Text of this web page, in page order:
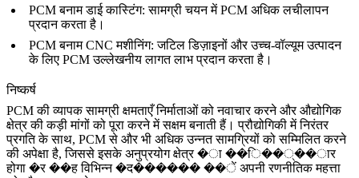
PCM बनाम डाई कास्टिंग: सामग्री चयन में PCM अधिक लचीलापन
प्रदान करता है।
PCM बनाम CNC मशीनिंग: जटिल डिज़ाइनों और उच्च-वॉल्यूम उत्पादन
के लिए PCM उल्लेखनीय लागत लाभ प्रदान करता है।
निष्कर्ष
PCM की व्यापक सामग्री क्षमताएँ निर्माताओं को नवाचार करने और औद्योगिक
क्षेत्र की कड़ी मांगों को पूरा करने में सक्षम बनाती हैं। प्रौद्योगिकी में निरंतर
प्रगति के साथ, PCM से और भी अधिक उन्नत सामग्रियों को सम्मिलित करने
की अपेक्षा है, जिससे इसके अनुप्रयोग क्षेत्र �ा ��ि��्��ार
होगा �र ��ह विभिन्न �द������ ��ें अपनी रणनीतिक महत्ता